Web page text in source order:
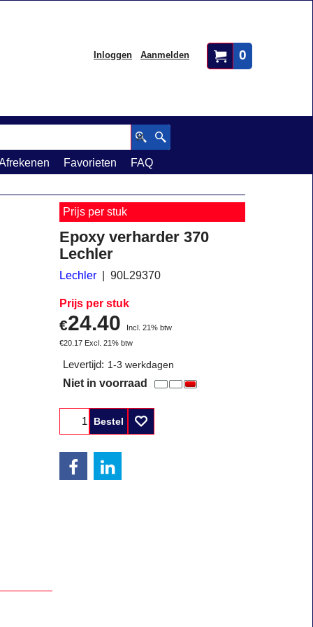
0
Inloggen Aanmelden
Favorieten FAQ
Prijs per stuk
Epoxy verharder 370
Lechler
Lechler 90L29370
Prijs per stuk
€24.40
Incl. 21% btw
€20.17 Excl. 21% btw
Levertijd: 1-3 werkdagen
Niet in voorraad
Bestel